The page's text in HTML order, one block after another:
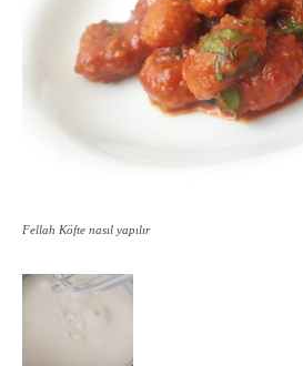
Fellah Köfte nasıl yapılır